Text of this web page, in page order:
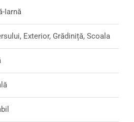
Iarnă
Exterior, Grădiniță, Scoala